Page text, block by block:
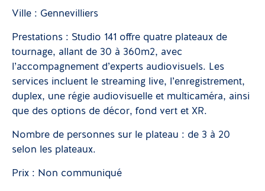
Ville : Gennevilliers
Prestations : Studio 141 offre quatre plateaux de
tournage, allant de 30 à 360m2, avec
l’accompagnement d’experts audiovisuels. Les
services incluent le streaming live, l’enregistrement,
duplex, une régie audiovisuelle et multicaméra, ainsi
que des options de décor, fond vert et XR.
Nombre de personnes sur le plateau : de 3 à 20
selon les plateaux.
Prix : Non communiqué